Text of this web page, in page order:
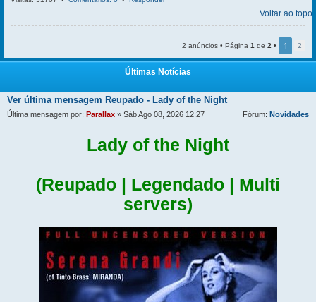
Voltar ao topo
2 anúncios • Página 1 de 2 • 1 2
Últimas Notícias
Ver última mensagem Reupado - Lady of the Night
Última mensagem por: Parallax » Sáb Ago 08, 2026 12:27 Fórum: Novidades
Lady of the Night
(Reupado | Legendado | Multi
servers)